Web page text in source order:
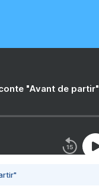
"Avant de partir"